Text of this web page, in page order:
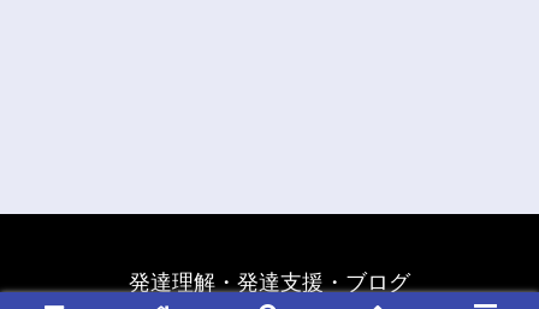
発達理解・発達支援・ブログ